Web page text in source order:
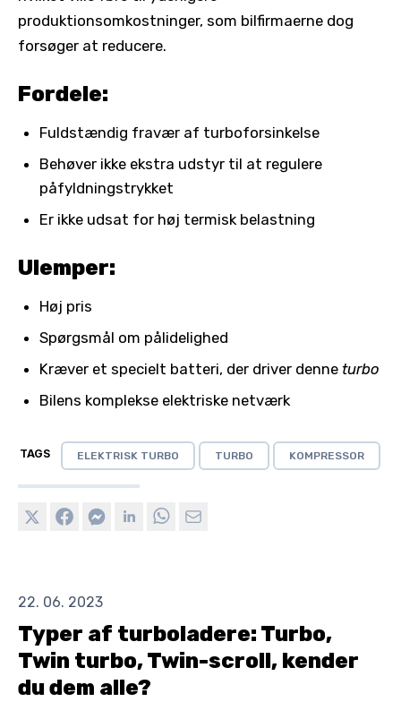
produktionsomkostninger, som bilfirmaerne dog
forsøger at reducere.
Fordele:
Fuldstændig fravær af turboforsinkelse
Behøver ikke ekstra udstyr til at regulere
påfyldningstrykket
Er ikke udsat for høj termisk belastning
Ulemper:
Høj pris
Spørgsmål om pålidelighed
Kræver et specielt batteri, der driver denne turbo
Bilens komplekse elektriske netværk
TAGS ELEKTRISK TURBO TURBO KOMPRESSOR
22. 06. 2023
Typer af turboladere: Turbo,
Twin turbo, Twin-scroll, kender
du dem alle?